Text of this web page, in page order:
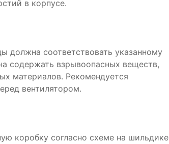
в корпусе.
должна соответствовать указанному
содержать взрывоопасных веществ,
материалов. Рекомендуется
вентилятором.
коробку согласно схеме на шильдике